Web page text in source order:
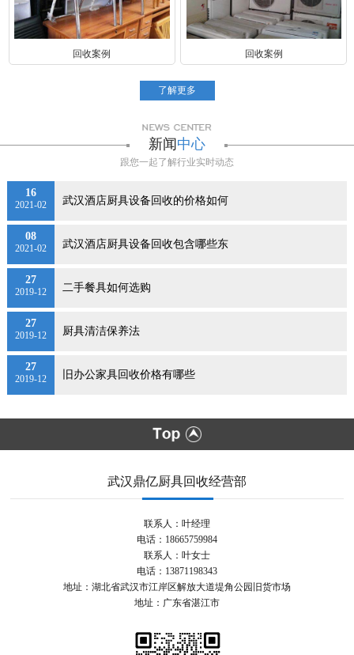
回收案例 回收案例
了解更多
新闻中心
跟您一起了解行业实时动态
16
2021-02 武汉酒店厨具设备回收的价格如何
08
2021-02 武汉酒店厨具设备回收包含哪些东
27
2019-12 二手餐具如何选购
27
2019-12 厨具清洁保养法
27
2019-12 旧办公家具回收价格有哪些
武汉鼎亿厨具回收经营部
联系人：叶经理
电话：18665759984
联系人：叶女士
电话：13871198343
地址：湖北省武汉市江岸区解放大道堤角公园旧货市场
地址：广东省湛江市